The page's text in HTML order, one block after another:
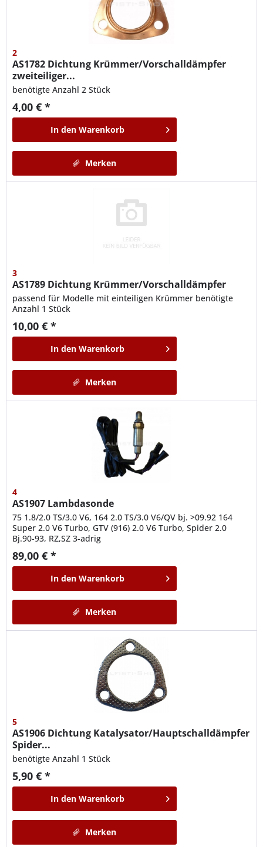
2
AS1782 Dichtung Krümmer/Vorschalldämpfer
zweiteiliger...
benötigte Anzahl 2 Stück
4,00 € *
In den Warenkorb
Merken
3
AS1789 Dichtung Krümmer/Vorschalldämpfer
passend für Modelle mit einteiligen Krümmer benötigte
Anzahl 1 Stück
10,00 € *
In den Warenkorb
Merken
4
AS1907 Lambdasonde
75 1.8/2.0 TS/3.0 V6, 164 2.0 TS/3.0 V6/QV bj. >09.92 164
Super 2.0 V6 Turbo, GTV (916) 2.0 V6 Turbo, Spider 2.0
Bj.90-93, RZ,SZ 3-adrig
89,00 € *
In den Warenkorb
Merken
5
AS1906 Dichtung Katalysator/Hauptschalldämpfer
Spider...
benötigte Anzahl 1 Stück
5,90 € *
In den Warenkorb
Merken